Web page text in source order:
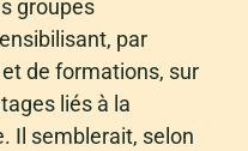
groupes
par
de formations, sur
liés à la
Il semblerait, selon